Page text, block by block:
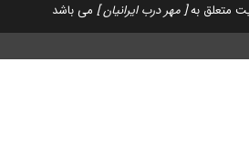
متعلق به[ مهر درب ایرانیان ] می باشد